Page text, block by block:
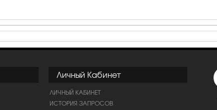
Личный Кабинет
ЛИЧНЫЙ КАБИНЕТ
ИСТОРИЯ ЗАПРОСОВ